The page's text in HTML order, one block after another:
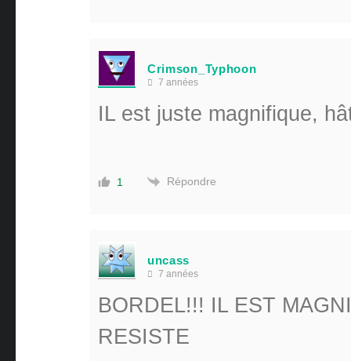
Crimson_Typhoon
7 années
IL est juste magnifique,
1 Répondre
uncass
7 années
BORDEL!!! IL EST
RESISTE